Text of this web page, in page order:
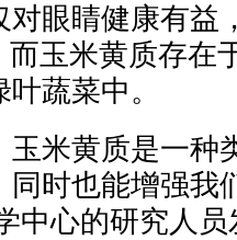
对眼睛健康有益
玉米黄质存在
蔬菜中。
米黄质是一种
同时也能增强我
中心的研究人